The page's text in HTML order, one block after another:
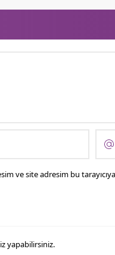
ve site adresim bu
yapabilirsiniz.